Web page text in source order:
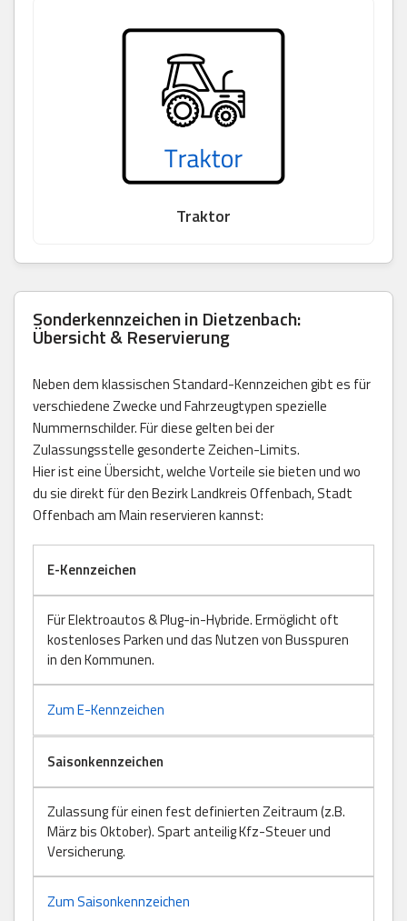
Traktor
Sonderkennzeichen in Dietzenbach:
Übersicht & Reservierung
Neben dem klassischen Standard-Kennzeichen gibt es für
verschiedene Zwecke und Fahrzeugtypen spezielle
Nummernschilder. Für diese gelten bei der
Zulassungsstelle gesonderte Zeichen-Limits.
Hier ist eine Übersicht, welche Vorteile sie bieten und wo
du sie direkt für den Bezirk Landkreis Offenbach, Stadt
Offenbach am Main reservieren kannst:
E-Kennzeichen
Für Elektroautos & Plug-in-Hybride. Ermöglicht oft
kostenloses Parken und das Nutzen von Busspuren
in den Kommunen.
Zum E-Kennzeichen
Saisonkennzeichen
Zulassung für einen fest definierten Zeitraum (z.B.
März bis Oktober). Spart anteilig Kfz-Steuer und
Versicherung.
Zum Saisonkennzeichen